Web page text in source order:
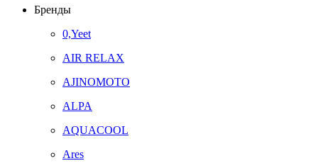
Бренды
0,Yeet
AIR RELAX
AJINOMOTO
ALPA
AQUACOOL
Ares